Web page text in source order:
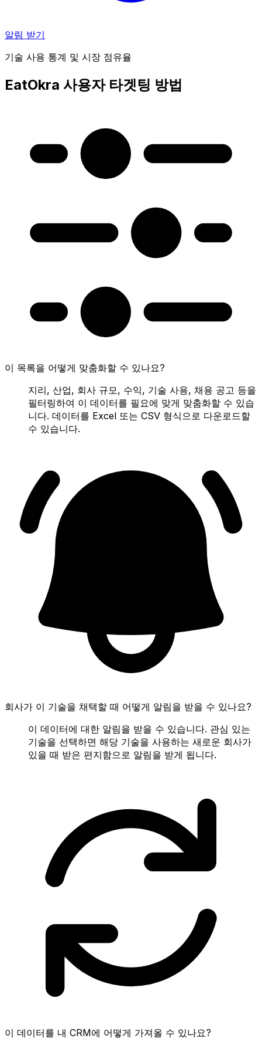
알림 받기
기술 사용 통계 및 시장 점유율
EatOkra 사용자 타겟팅 방법
이 목록을 어떻게 맞춤화할 수 있나요?
지리, 산업, 회사 규모, 수익, 기술 사용, 채용 공고 등을
필터링하여 이 데이터를 필요에 맞게 맞춤화할 수 있습
니다. 데이터를 Excel 또는 CSV 형식으로 다운로드할
수 있습니다.
회사가 이 기술을 채택할 때 어떻게 알림을 받을 수 있나요?
이 데이터에 대한 알림을 받을 수 있습니다. 관심 있는
기술을 선택하면 해당 기술을 사용하는 새로운 회사가
있을 때 받은 편지함으로 알림을 받게 됩니다.
이 데이터를 내 CRM에 어떻게 가져올 수 있나요?